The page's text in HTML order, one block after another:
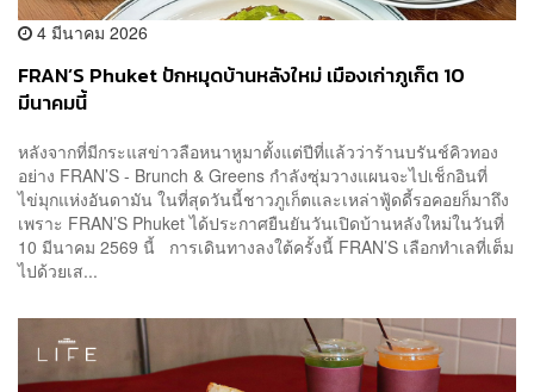
4 มีนาคม 2026
FRAN’S Phuket ปักหมุดบ้านหลังใหม่ เมืองเก่าภูเก็ต 10
มีนาคมนี้
หลังจากที่มีกระแสข่าวลือหนาหูมาตั้งแต่ปีที่แล้วว่าร้านบรันช์คิวทอง
อย่าง FRAN’S - Brunch & Greens กำลังซุ่มวางแผนจะไปเช็กอินที่
ไข่มุกแห่งอันดามัน ในที่สุดวันนี้ชาวภูเก็ตและเหล่าฟู้ดดี้รอคอยก็มาถึง
เพราะ FRAN’S Phuket ได้ประกาศยืนยันวันเปิดบ้านหลังใหม่ในวันที่
10 มีนาคม 2569 นี้ การเดินทางลงใต้ครั้งนี้ FRAN’S เลือกทำเลที่เต็ม
ไปด้วยเส...